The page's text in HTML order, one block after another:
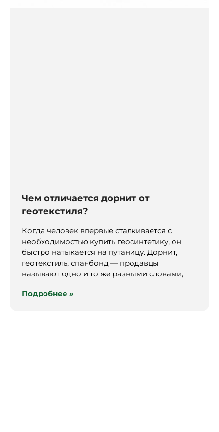
Чем отличается дорнит от
геотекстиля?
Когда человек впервые сталкивается с
необходимостью купить геосинтетику, он
быстро натыкается на путаницу. Дорнит,
геотекстиль, спанбонд — продавцы
называют одно и то же разными словами,
Подробнее »